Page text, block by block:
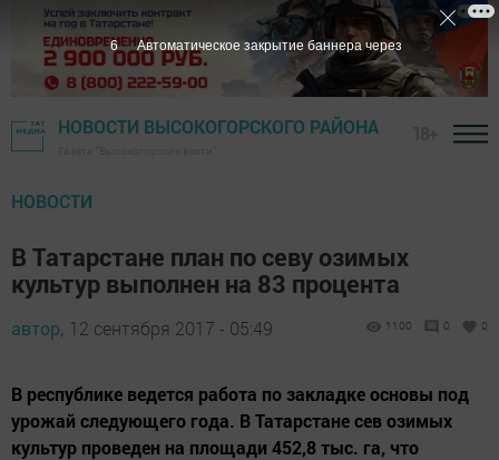
НОВОСТИ ВЫСОКОГОРСКОГО РАЙОНА
НОВОСТИ
В Татарстане план по севу озимых
культур выполнен на 83 процента
автор, 12 сентября 2017 - 05:49 1100 0 0
В республике ведется работа по закладке основы под
урожай следующего года. В Татарстане сев озимых
культур проведен на площади 452,8 тыс. га, что
5 Автоматическое закрытие баннера через